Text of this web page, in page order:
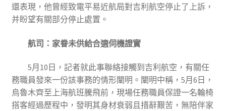
還表現，他曾經致電平易近航局對吉利航空停止了上訴，
并盼望有關部分停止處置。
航司：家眷未供給合適伺機證實
5月10日，記者就此事聯絡接觸到吉利航空，有關任
務職員發來一份該事務的情形闡明。闡明中稱，5月6日，
烏魯木齊至上海航班騰飛前，現場任務職員保證一名輪椅
搭客經過歷程中，發明其身材衰弱且措辭艱苦，無陪伴家